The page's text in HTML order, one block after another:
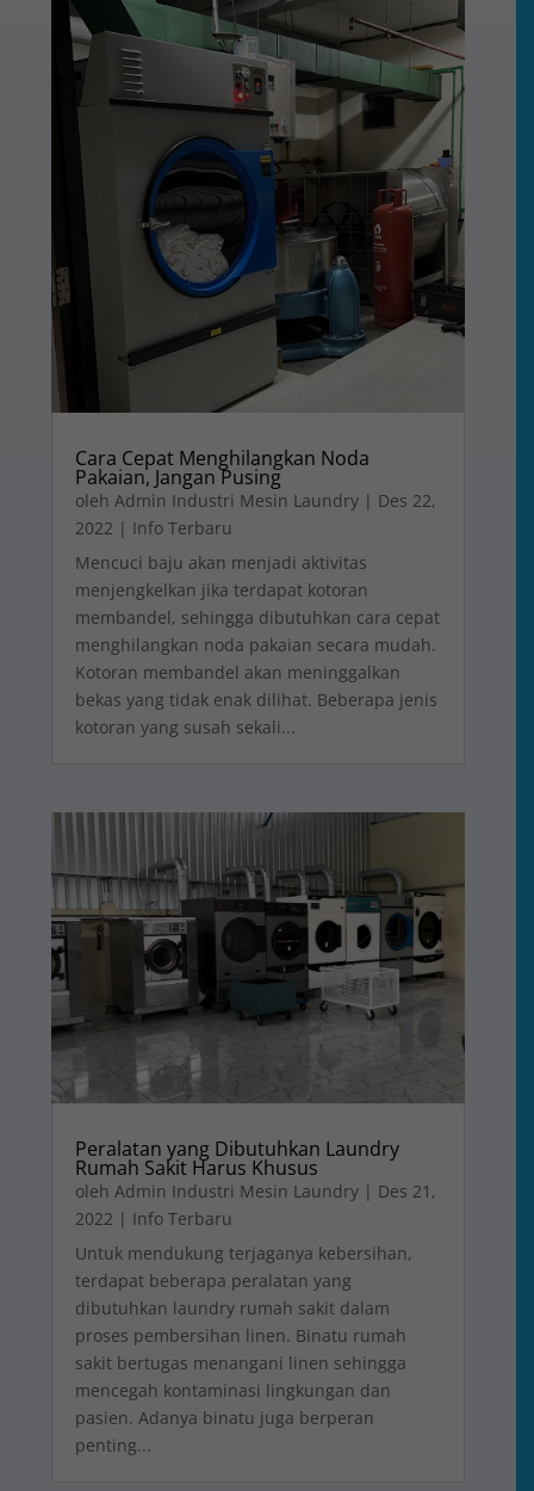
Cara Cepat Menghilangkan Noda
Pakaian, Jangan Pusing
olehAdmin Industri Mesin Laundry | Des 22,
2022 | Info Terbaru
Mencuci baju akan menjadi aktivitas
menjengkelkan jika terdapat kotoran
membandel, sehingga dibutuhkan cara cepat
menghilangkan noda pakaian secara mudah.
Kotoran membandel akan meninggalkan
bekas yang tidak enak dilihat. Beberapa jenis
kotoran yang susah sekali...
Peralatan yang Dibutuhkan Laundry
Rumah Sakit Harus Khusus
olehAdmin Industri Mesin Laundry | Des 21,
2022 | Info Terbaru
Untuk mendukung terjaganya kebersihan,
terdapat beberapa peralatan yang
dibutuhkan laundry rumah sakit dalam
proses pembersihan linen. Binatu rumah
sakit bertugas menangani linen sehingga
mencegah kontaminasi lingkungan dan
pasien. Adanya binatu juga berperan
penting...